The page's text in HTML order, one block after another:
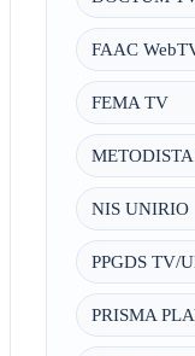
FAAC
FEMA TV
NIS UNIRIO
PPGDS TV/
PRISMA